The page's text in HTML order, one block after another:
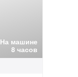
На машине
8 часов